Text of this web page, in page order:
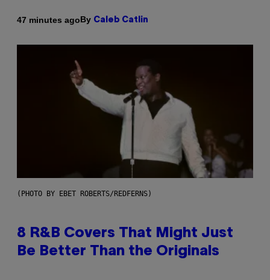
47 minutes agoBy Caleb Catlin
(PHOTO BY EBET ROBERTS/REDFERNS)
8 R&B Covers That Might Just
Be Better Than the Originals